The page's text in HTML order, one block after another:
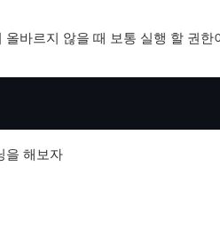
바르지 않을 때 보통 실행 할 권
을 해보자